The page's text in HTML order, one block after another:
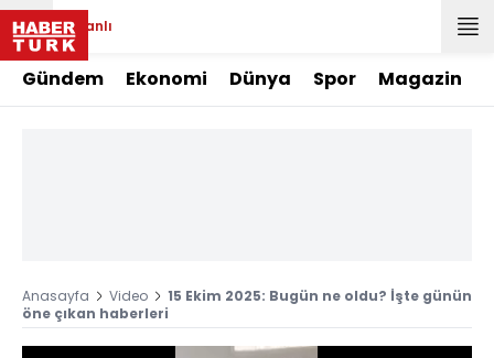
Canlı
Gündem Ekonomi Dünya Spor Magazin
Anasayfa Video
15 Ekim 2025: Bugün ne oldu? İşte günün
öne çıkan haberleri